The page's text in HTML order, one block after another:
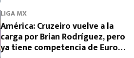
LIGA MX
América: Cruzeiro vuelve a la
carga por Brian Rodríguez, pero
ya tiene competencia de Europa